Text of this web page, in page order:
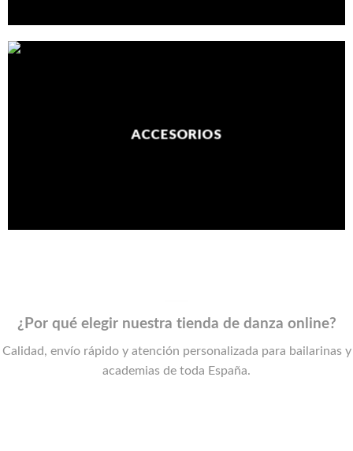
ACCESORIOS
¿Por qué elegir nuestra tienda de danza online?
Calidad, envío rápido y atención personalizada para bailarinas y
academias de toda España.